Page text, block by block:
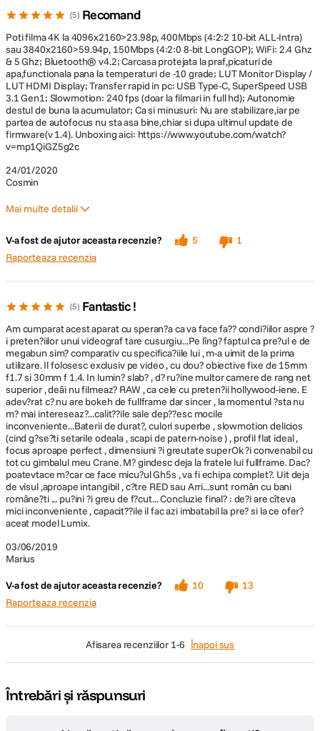
Inregistrare video cu redare lenta max. 10x - VFR (Variable Frame Rate
- Frecventa de cadre variabila)
Pentru a amplifica expresivitatea inregistrarilor video, sunt disponibile
diverse efecte pentru modelul LUMIX GH5S. Caracteristica VFR va
ridicata/mai scazuta la o calitate C4K/4K (la 60 cps, de maximum 2,5x mai
lent*) sau Full HD (la 240 cps, de maximum 10x mai lent*). Frecventa de
2 cps. * La redarea in format 24p. Intensitatea efectului difera in functie
ingusteaza daca selectati o frecventa de cadre cu un numar de cadre de
Redare in direct prin HDMI si inregistrare interna simultana pe 10 biti
real pe 10 biti in format 4:2:2 pe un dispozitiv de inregistrare sau pe un
monitor extern printr-un cablu HDMI optional (TypeA de dimensiuni
CONECTIVITATE & PORTURI:
WiFi Da
GPS Nu
Interfata
computer
USB tip C, USB 3.1 SuperSpeed Gen1
ALTE CARACTERISTICI:
Mod alimentare
Model
acumulator
Optiuni limba
Japoneza, engleza, germana, franceza,
romana, olandeza, turca, portugheza,
finlandeza, daneza, suedeza, greaca
DIMENSIUNE / GREUTATE:
Dimensiuni 138,5 x 98,1 x 87,4 mm
Greutate 660 g
5 Recomand
24/01/2020
Cosmin
Poti filma 4K la 4096x2160>23.98p, 400Mbps (4:2:2 10-bit ALL-Intra)
sau 3840x2160>59.94p, 150Mbps (4:2:0 8-bit LongGOP); WiFi: 2.4 Ghz
& 5 Ghz; Bluetooth® v4.2; Carcasa protejata la praf,picaturi de
apa,functionala pana la temperaturi de -10 grade; LUT Monitor Display /
LUT HDMI Display; Transfer rapid in pc: USB Type-C, SuperSpeed USB
3.1 Gen1; Slowmotion: 240 fps (doar la filmari in full hd); Autonomie
destul de buna la acumulator; Ca si minusuri: Nu are stabilizare,iar pe
partea de autofocus nu sta asa bine,chiar si dupa ultimul update de
firmware(v 1.4). Unboxing aici: https://www.youtube.com/watch?
v=mp1QiGZ5g2c
Mai multe detalii
Autonomie destul de buna la acumulator;
V-a fost de ajutor aceasta recenzie? 5
1
Raporteaza recenzia
5 Fantastic !
03/06/2019
Marius
Am cumparat acest aparat cu speran?a ca va face fa?? condi?iilor aspre ?
i preten?iilor unui videograf tare cusurgiu...Pe lîng? faptul ca pre?ul e de
megabun sim? comparativ cu specifica?iile lui , m-a uimit de la prima
utilizare. Il folosesc exclusiv pe video , cu dou? obiective fixe de 15mm
f1.7 si 30mm f 1.4. In lumin? slab? , d? ru?ine multor camere de rang net
superior , deâi nu filmeaz? RAW , ca cele cu preten?ii hollywood-iene. E
adev?rat c? nu are bokeh de fullframe dar sincer , la momentul ?sta nu
m? mai intereseaz?...calit??ile sale dep??esc mocile
inconveniente...Baterii de durat?, culori superbe , slowmotion delicios
(cind g?se?ti setarile odeala , scapi de patern-noise ) , profil flat ideal ,
focus aproape perfect , dimensiuni ?i greutate superOk ?i convenabil cu
tot cu gimbalul meu Crane. M? gindesc deja la fratele lui fullframe. Dac?
poatevtace m?car ce face micu?ul Gh5s , va fi echipa complet?. Uit deja
de visul ,aproape intangibil , c?tre RED sau Arri...sunt român cu bani
române?ti ... pu?ini ?i greu de f?cut... Concluzie final? : de?i are cîteva
mici inconveniente , capacit??ile il fac azi imbatabil la pre? si la ce ofer?
aceat model Lumix.
V-a fost de ajutor aceasta recenzie? 10
13
Raporteaza recenzia
afisarea recenziilor 1-6 Înapoi sus
Întrebări și răspunsuri